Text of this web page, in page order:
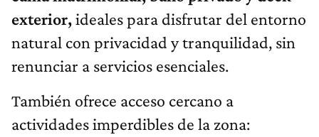
exterior,ideales para disfrutar del entorno
natural con privacidad y tranquilidad, sin
renunciar a servicios esenciales.
También ofrece acceso cercano a
actividades imperdibles de la zona: